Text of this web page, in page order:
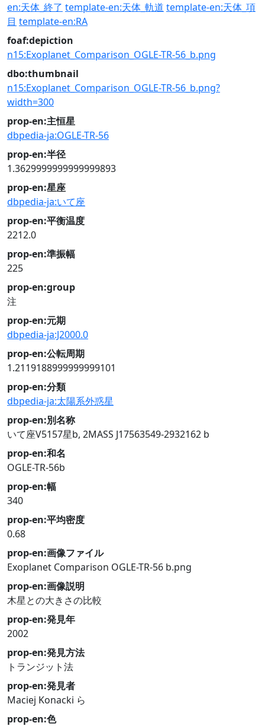
en:天体_終了 template-en:天体_軌道 template-en:天体_項
目 template-en:RA
foaf:depiction
n15:Exoplanet_Comparison_OGLE-TR-56_b.png
dbo:thumbnail
n15:Exoplanet_Comparison_OGLE-TR-56_b.png?
width=300
prop-en:主恒星
dbpedia-ja:OGLE-TR-56
prop-en:半径
1.3629999999999999893
prop-en:星座
dbpedia-ja:いて座
prop-en:平衡温度
2212.0
prop-en:準振幅
225
prop-en:group
注
prop-en:元期
dbpedia-ja:J2000.0
prop-en:公転周期
1.2119188999999999101
prop-en:分類
dbpedia-ja:太陽系外惑星
prop-en:別名称
いて座V5157星b, 2MASS J17563549-2932162 b
prop-en:和名
OGLE-TR-56b
prop-en:幅
340
prop-en:平均密度
0.68
prop-en:画像ファイル
Exoplanet Comparison OGLE-TR-56 b.png
prop-en:画像説明
木星との大きさの比較
prop-en:発見年
2002
prop-en:発見方法
トランジット法
prop-en:発見者
Maciej Konacki ら
prop-en:色